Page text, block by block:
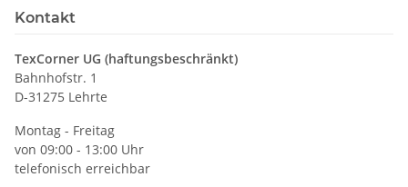
Kontakt
TexCorner UG (haftungsbeschränkt)
Bahnhofstr. 1
D-31275 Lehrte
Montag - Freitag
von 09:00 - 13:00 Uhr
telefonisch erreichbar